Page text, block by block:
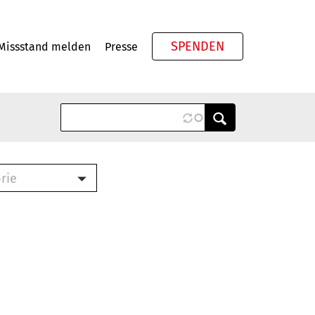
melden Presse SPENDEN